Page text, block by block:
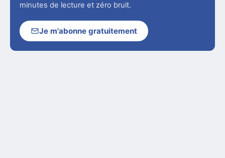
minutes de lecture et zéro bruit.
Je m'abonne gratuitement